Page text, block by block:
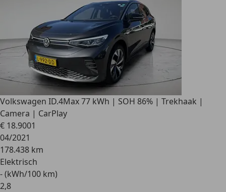
Volkswagen ID.4Max 77 kWh | SOH 86% | Trekhaak |
Camera | CarPlay
€ 18.9001
04/2021
178.438 km
Elektrisch
- (kWh/100 km)
2,8